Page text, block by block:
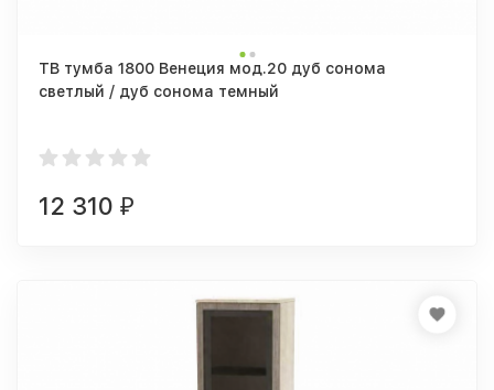
ТВ тумба 1800 Венеция мод.20 дуб сонома
светлый / дуб сонома темный
12 310 ₽